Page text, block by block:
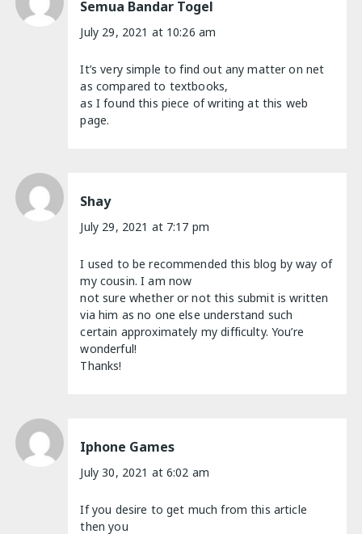
Semua Bandar Togel
July 29, 2021 at 10:26 am
It’s very simple to find out any matter on net
as compared to textbooks,
as I found this piece of writing at this web
page.
Shay
July 29, 2021 at 7:17 pm
I used to be recommended this blog by way of
my cousin. I am now
not sure whether or not this submit is written
via him as no one else understand such
certain approximately my difficulty. You’re
wonderful!
Thanks!
Iphone Games
July 30, 2021 at 6:02 am
If you desire to get much from this article
then you